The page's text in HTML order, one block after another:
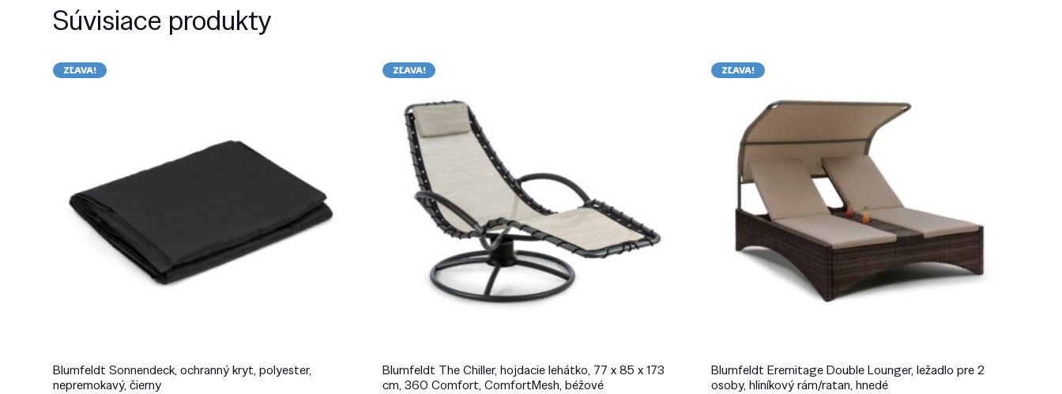
Súvisiace produkty
ZĽAVA!
Blumfeldt Sonnendeck, ochranný kryt, polyester,
nepremokavý, čierny
ZĽAVA!
Blumfeldt The Chiller, hojdacie lehátko, 77 x 85 x 173
cm, 360 Comfort, ComfortMesh, béžové
ZĽAVA!
Blumfeldt Eremitage Double Lounger, ležadlo pre 2
osoby, hliníkový rám/ratan, hnedé